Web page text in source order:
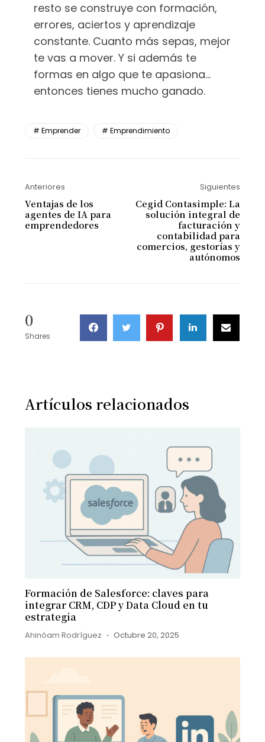
resto se construye con formación,
errores, aciertos y aprendizaje
constante. Cuanto más sepas, mejor
te vas a mover. Y si además te
formas en algo que te apasiona…
entonces tienes mucho ganado.
Emprender Emprendimiento
Anteriores
Ventajas de los
agentes de IA para
emprendedores
Siguientes
Cegid Contasimple: La
solución integral de
facturación y
contabilidad para
comercios, gestorías y
autónomos
0
Shares
Artículos relacionados
Formación de Salesforce: claves para
integrar CRM, CDP y Data Cloud en tu
estrategia
Ahinóam Rodríguez Octubre 20, 2025